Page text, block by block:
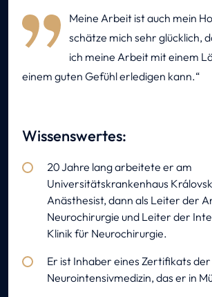
Meine Arbeit ist auch mein
schätze mich sehr glücklich,
ich meine Arbeit mit einem
einem guten Gefühl erledigen kann.
Wissenswertes:
20 Jahre lang arbeitete er am
Universitätskrankenhaus
Anästhesist, dann als Leiter der
Neurochirurgie und Leiter der
Klinik für Neurochirurgie.
Er ist Inhaber eines Zertifikats
Neurointensivmedizin, das er in